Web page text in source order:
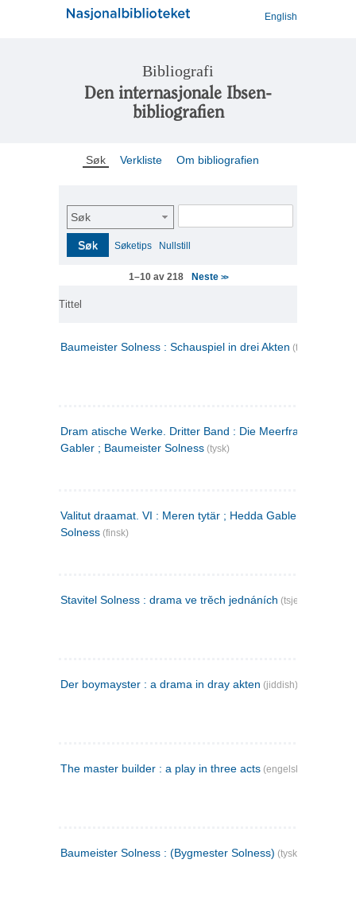
English
Bibliografi
Den internasjonale Ibsen-
bibliografien
Søk Verkliste Om bibliografien
Søk
Søk Søketips Nullstill
1–10 av 218 Neste >>
Tittel
Baumeister Solness : Schauspiel in drei Akten (tysk)
Dram atische Werke. Dritter Band : Die Meerfrau ; Hedda
Gabler ; Baumeister Solness (tysk)
Valitut draamat. VI : Meren tytär ; Hedda Gabler ;
Solness (finsk)
Stavitel Solness : drama ve trěch jednáních (tsjekkisk)
Der boymayster : a drama in dray akten (jiddish)
The master builder : a play in three acts (engelsk)
Baumeister Solness : (Bygmester Solness) (tysk)